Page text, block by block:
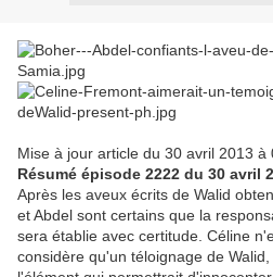
Mise à jour article du 30 avril 2013 à
Résumé épisode 2222 du 30 avril
Après les aveux écrits de Walid
et Abdel sont certains que la
sera établie avec certitude. Céline
considère qu'un téloignage de